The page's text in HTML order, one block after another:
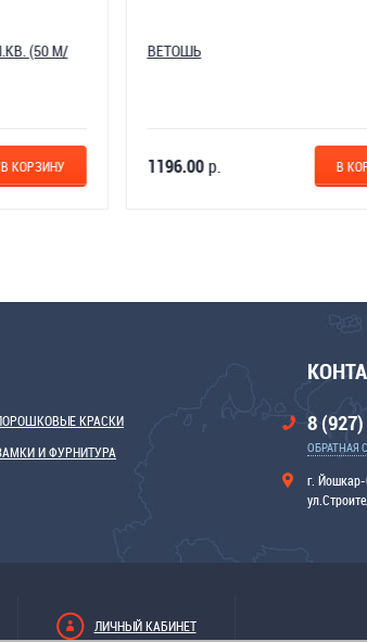
ВАФЕЛЬНАЯ 110 Г/М.КВ. (50 М/
1017.75р. В КОРЗИНУ
КРАСКИ
И ФУРНИТУРА
8
ОБРАТНАЯ
г. Йошкар-
ЛИЧНЫЙ КАБИНЕТ